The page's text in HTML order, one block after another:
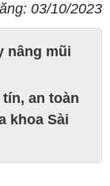
03/10/2023
nâng mũi
an toàn
khoa Sài